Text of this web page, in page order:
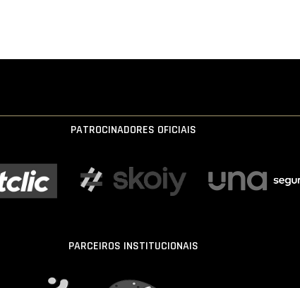
PATROCINADORES OFICIAIS
PARCEIROS INSTITUCIONAIS